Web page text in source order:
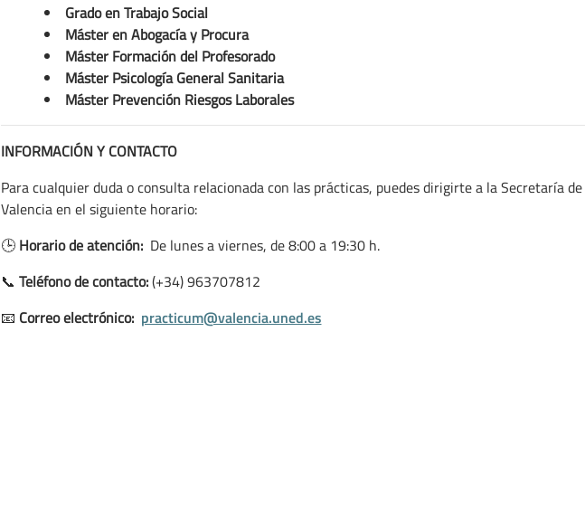
Grado en Trabajo Social
Máster en Abogacía y Procura
Máster Formación del Profesorado
Máster Psicología General Sanitaria
Máster Prevención Riesgos Laborales
INFORMACIÓN Y CONTACTO
Para cualquier duda o consulta relacionada con las prácticas, puedes dirigirte a la Secretaría
Valencia en el siguiente horario:
🕒 Horario de atención: De lunes a viernes, de 8:00 a 19:30 h.
📞 Teléfono de contacto:(+34) 963707812
📧 Correo electrónico: practicum@valencia.uned.es